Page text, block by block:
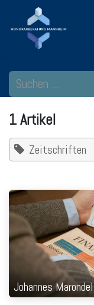
Zum Inhalt springen
1 Artikel
Zeitschriften
Johannes Marondel